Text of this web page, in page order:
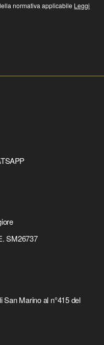
normativa applicabile Leggi
SM26737
Marino al n°415 del